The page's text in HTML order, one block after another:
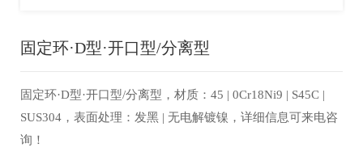
固定环·D型·开口型/分离型
固定环·D型·开口型/分离型，材质：45 | 0Cr18Ni9 | S45C |
SUS304，表面处理：发黑 | 无电解镀镍，详细信息可来电咨
询！